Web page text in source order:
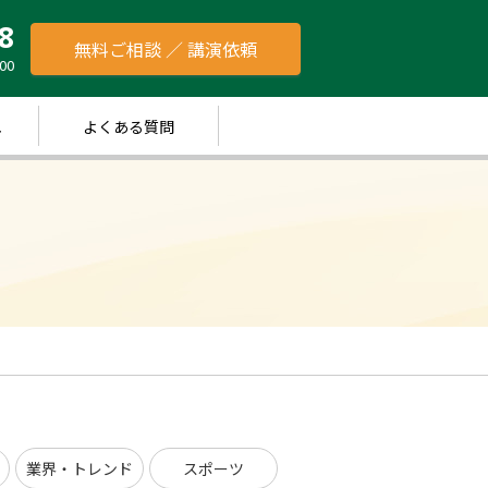
無料ご相談 ／ 講演依頼
よくある質問
業界・トレンド スポーツ